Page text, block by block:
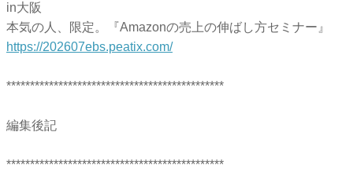
in大阪
本気の人、限定。『Amazonの売上の伸ばし方セミナー』
https://202607ebs.peatix.com/
**********************************************
編集後記
**********************************************